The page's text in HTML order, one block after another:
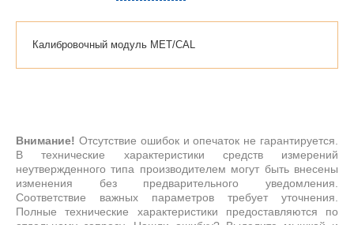
Калибровочный модуль MET/CAL
Внимание! Отсутствие ошибок и опечаток не гарантируется.
В технические характеристики средств измерений
неутвержденного типа производителем могут быть внесены
изменения без предварительного уведомления.
Соответствие важных параметров требует уточнения.
Полные технические характеристики предоставляются по